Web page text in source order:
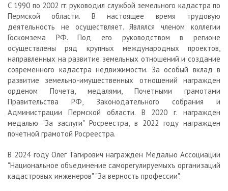
С 1990 по 2002 гг. руководил службой земельного кадастра по
Пермской области. В настоящее время трудовую
деятельность не осуществляет. Являлся членом коллегии
Госкомзема РФ. Под его руководством в регионе
осуществлены ряд крупных международных проектов,
направленных на развитие земельных отношений и создание
современного кадастра недвижимости. За особый вклад в
развитие земельно-имущественных отношений награжден
орденом Почета, медалями, Почетными грамотами
Правительства РФ, Законодательного собрания и
Администрации Пермской области. В 2020 г. награжден
медалью "За заслуги" Росреестра, в 2022 году награжден
почетной грамотой Росреестра.
В 2024 году Олег Тагирович награжден Медалью Ассоциации
"Национальное объединение саморегулируемыхъ организаций
кадастровых инженеров" "За верность профессии".